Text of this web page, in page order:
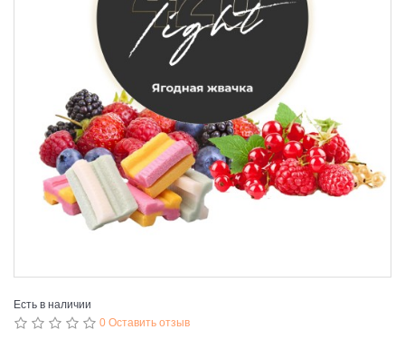
Есть в наличии
0 Оставить отзыв